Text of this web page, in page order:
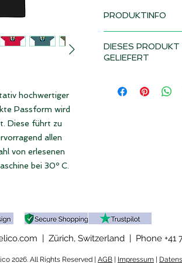
hochwertiger
Passform wird
Diese führt zu
allen
von erlesenen
bei 30º C.
PRODUKTINFO
Lieferzeit 2-3
• OEKO-TEX
• PETA-genehmigt
DIESES PRODUKT
GELIEFERT
in Deinem Land für
| Zürich, Switzerland | Phone +41
2026. All Rights Reserved | AGB Impressum